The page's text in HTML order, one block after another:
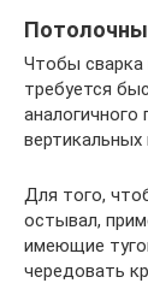
Чтобы сварка
требуется
вертикальных
Для того,
остывал,
имеющие
чередовать